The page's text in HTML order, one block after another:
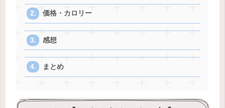
価格・カロリー
感想
まとめ